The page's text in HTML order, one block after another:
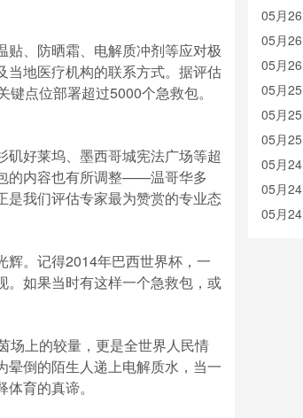
、防晒霜、电解质冲剂等应对极
当地医疗机构的联系方式。据评估
点位部署超过5000个急救包。
好莱坞、墨西哥城宪法广场等超
的内容也有所调整——温哥华多
是我们评估专家最为赞赏的专业态
辉。记得2014年巴西世界杯，一
。如果当时有这样一个急救包，或
场上的较量，更是全世界人民情
晕倒的陌生人递上电解质水，当一
育的真谛。
全场录
05月
05月
05月
05月
05月
大女足
05月
05月
05月
乐 全
05月